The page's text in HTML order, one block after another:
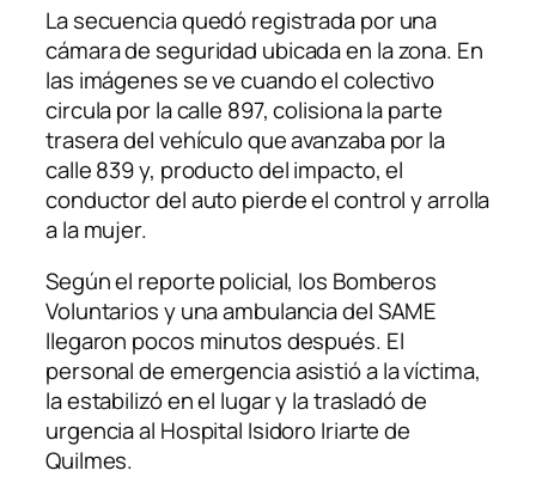
La secuencia quedó registrada por una
cámara de seguridad ubicada en la zona. En
las imágenes se ve cuando el colectivo
circula por la calle 897, colisiona la parte
trasera del vehículo que avanzaba por la
calle 839 y, producto del impacto, el
conductor del auto pierde el control y arrolla
a la mujer.
Según el reporte policial, los Bomberos
Voluntarios y una ambulancia del SAME
llegaron pocos minutos después. El
personal de emergencia asistió a la víctima,
la estabilizó en el lugar y la trasladó de
urgencia al Hospital Isidoro Iriarte de
Quilmes.